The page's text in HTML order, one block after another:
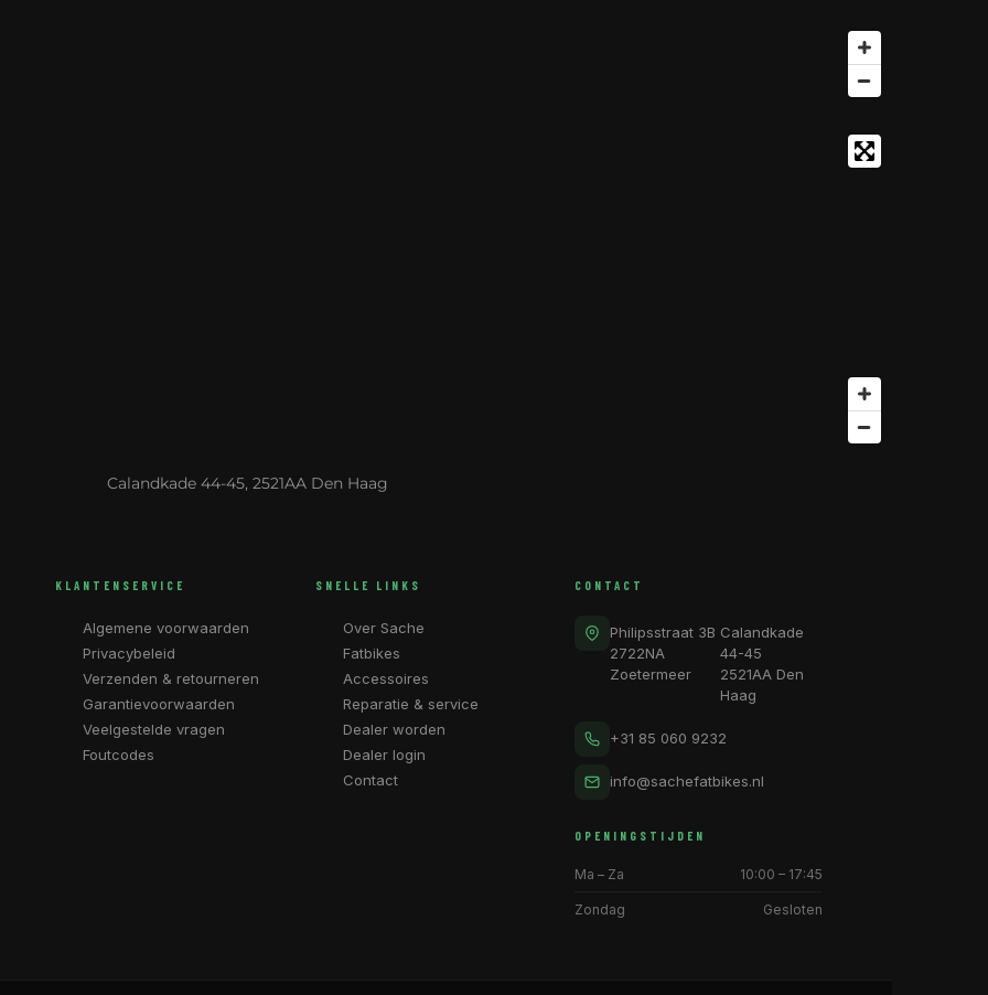
Calandkade 44-45, 2521AA Den Haag
KLANTENSERVICE
Algemene voorwaarden
Privacybeleid
Verzenden & retourneren
Garantievoorwaarden
Veelgestelde vragen
Foutcodes
SNELLE LINKS
Over Sache
Fatbikes
Accessoires
Reparatie & service
Dealer worden
Dealer login
Contact
CONTACT
Philipsstraat 3B
2722NA
Zoetermeer
Calandkade
44-45
2521AA Den
Haag
+31 85 060 9232
info@sachefatbikes.nl
OPENINGSTIJDEN
Ma – Za 10:00 – 17:45
Zondag Gesloten